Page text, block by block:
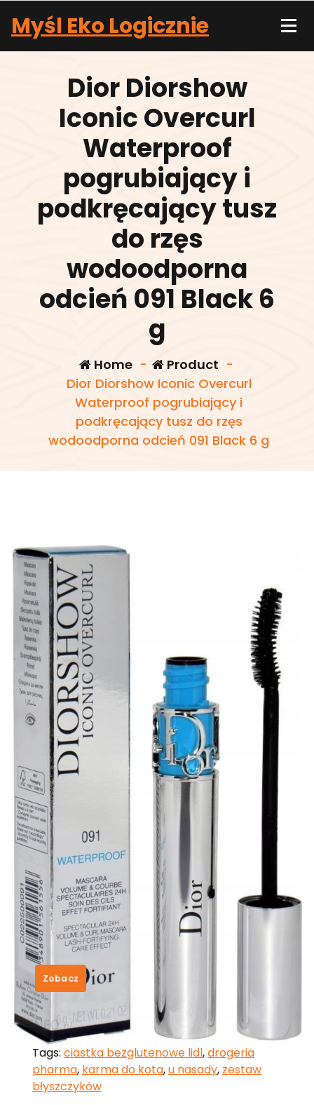
content
Myśl Eko Logicznie
Dior Diorshow
Iconic Overcurl
Waterproof
pogrubiający i
podkręcający tusz
do rzęs
wodoodporna
odcień 091 Black 6
g
Home- Product -
Dior Diorshow Iconic Overcurl
Waterproof pogrubiający i
podkręcający tusz do rzęs
wodoodporna odcień 091 Black 6 g
Dior Diorshow Iconic Overcurl
Waterproof pogrubiający i
podkręcający tusz do rzęs
wodoodporna odcień 091 Black 6 g
155,00zł
Zobacz
SKU:e4bc42c51826
Category:Christian Dior
Tags: ciastka bezglutenowe lidl,drogeria
pharma, karma do kota,u nasady, zestaw
błyszczyków